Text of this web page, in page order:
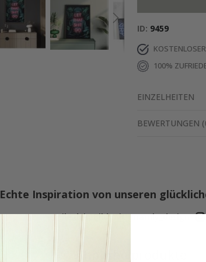
ID 9459
100%
EINZELHEITEN
BEWERTUNGEN (
Echte Inspiration von unseren
Teile dein Bild mit #namly_design
Ähnliche produkte